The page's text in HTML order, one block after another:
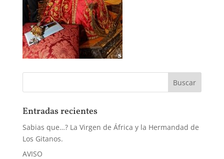
Entradas recientes
Sabias que…? La Virgen de África y la Hermandad de
Los Gitanos.
AVISO